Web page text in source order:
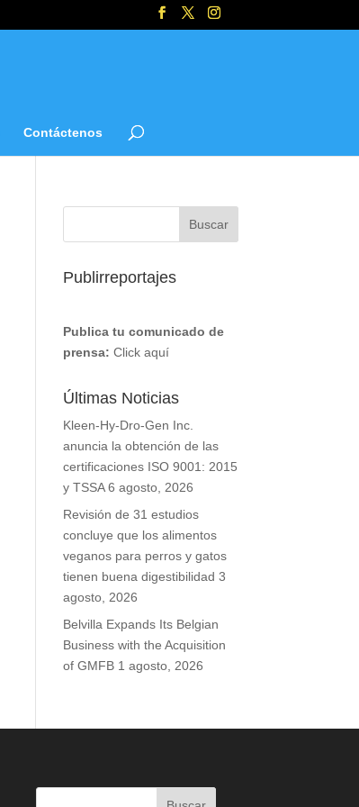
Contáctenos
Publirreportajes
Publica tu comunicado de
prensa: Click aquí
Últimas Noticias
Kleen-Hy-Dro-Gen Inc.
anuncia la obtención de las
certificaciones ISO 9001: 2015
y TSSA 6 agosto, 2026
Revisión de 31 estudios
concluye que los alimentos
veganos para perros y gatos
tienen buena digestibilidad 3
agosto, 2026
Belvilla Expands Its Belgian
Business with the Acquisition
of GMFB 1 agosto, 2026